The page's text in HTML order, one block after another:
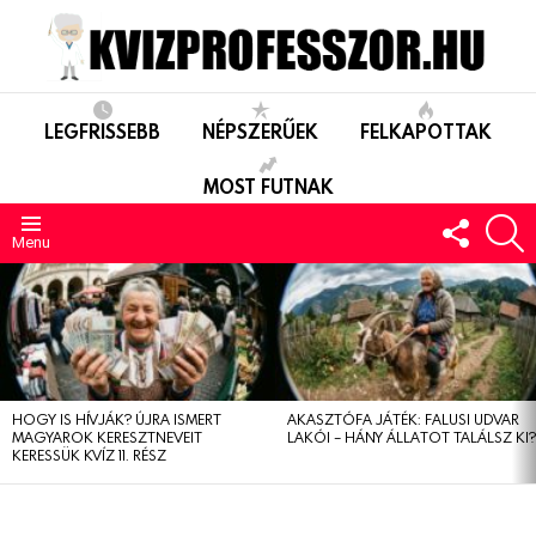
LEGFRISSEBB NÉPSZERŰEK FELKAPOTTAK
MOST FUTNAK
Menu
US
LEGUTÓBBIAK
HOGY IS HÍVJÁK? ÚJRA ISMERT
MAGYAROK KERESZTNEVEIT
KERESSÜK KVÍZ 11. RÉSZ
AKASZTÓFA JÁTÉK: FALUSI UDVAR
LAKÓI – HÁNY ÁLLATOT TALÁLSZ KI?